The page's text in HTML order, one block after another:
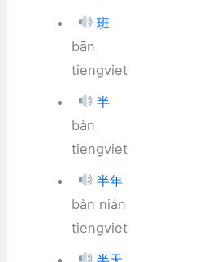
班
bān
tiengviet
半
bàn
tiengviet
半年
bàn nián
tiengviet